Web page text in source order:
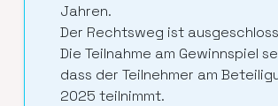
Jahren.
Der Rechtsweg ist
Die Teilnahme am Gewinnspiel
dass der Teilnehmer am
2025 teilnimmt.